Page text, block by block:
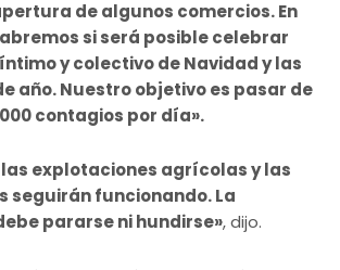
de algunos comercios. En
si será posible celebrar
y colectivo de Navidad y las
año. Nuestro objetivo es pasar de
contagios por día».
explotaciones agrícolas y las
seguirán funcionando. La
pararse ni hundirse», dijo.